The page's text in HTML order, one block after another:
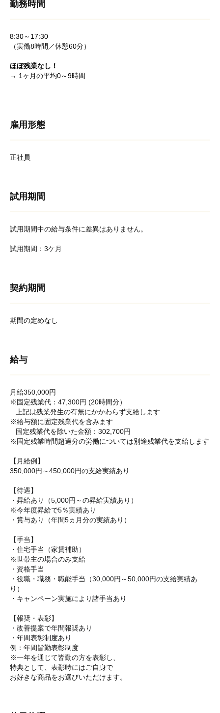
勤務時間
8:30～17:30
（実働8時間／休憩60分）
ほぼ残業なし！
→ 1ヶ月の平均0～9時間
雇用形態
正社員
試用期間
試用期間中の給与条件に差異はありません。
試用期間：3ケ月
契約期間
期間の定めなし
給与
月給350,000円
※固定残業代：47,300円 (20時間分）
上記は残業発生の有無にかかわらず支給します
※給与額に固定残業代を含みます
固定残業代を除いた金額：302,700円
※固定残業時間超過分の労働については別途残業代を支給します
【月給例】
350,000円～450,000円の支給実績あり
【待遇】
・昇給あり（5,000円～の昇給実績あり）
※今年度昇給で5％実績あり
・賞与あり（年間5ヵ月分の実績あり）
【手当】
・住宅手当（家賃補助）
※世帯主の場合のみ支給
・資格手当
・役職・職務・職能手当
（30,000円～50,000円の支給実績あ
り）
・ キャンペーン実施により諸手当あり
【報奨 ・表彰】
・改善提案で年間報奨あり
・ 年間表彰制度あり
例：年間皆勤表彰制度
※一年を通じて皆勤の方を表彰し、
特典として、表彰時にはご自身で
お好きな商品をお選びいただけます。